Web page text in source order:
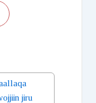
jiru